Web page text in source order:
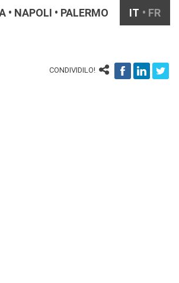
NAPOLI PALERMO IT FR
CONDIVIDILO!